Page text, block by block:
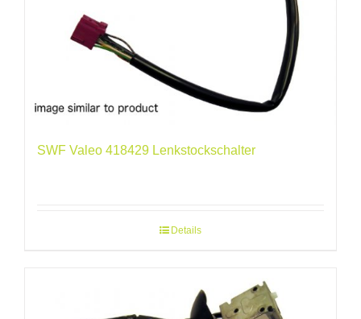
SWF Valeo 418429 Lenkstockschalter
Details